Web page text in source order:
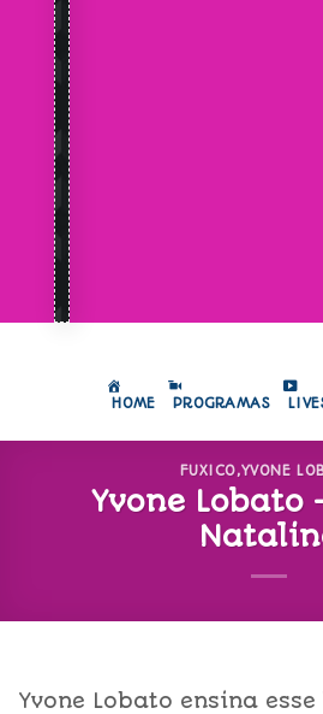
HOME PROGRAMAS
FUXICO,YVONE
Yvone Lobato
Yvone Lobato ensina